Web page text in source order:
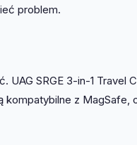
problem.
SRGE 3-in-1 Travel
kompatybilne z MagSafe,